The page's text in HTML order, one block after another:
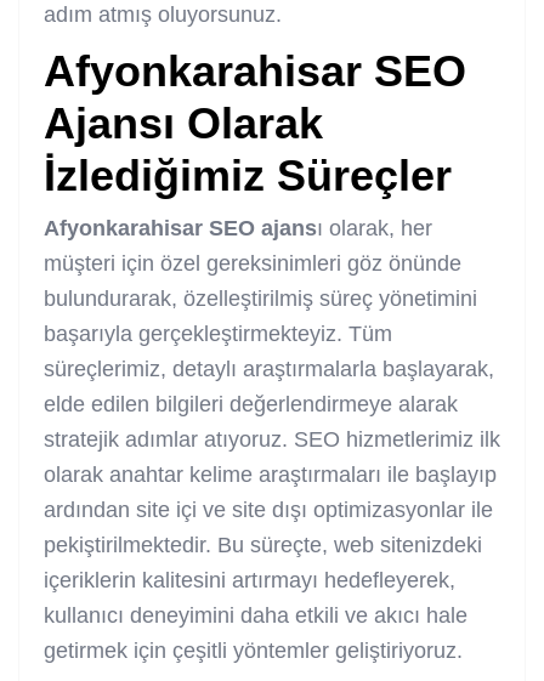
adım atmış oluyorsunuz.
Afyonkarahisar SEO
Ajansı Olarak
İzlediğimiz Süreçler
Afyonkarahisar SEO ajansı olarak, her
müşteri için özel gereksinimleri göz önünde
bulundurarak, özelleştirilmiş süreç yönetimini
başarıyla gerçekleştirmekteyiz. Tüm
süreçlerimiz, detaylı araştırmalarla başlayarak,
elde edilen bilgileri değerlendirmeye alarak
stratejik adımlar atıyoruz. SEO hizmetlerimiz ilk
olarak anahtar kelime araştırmaları ile başlayıp
ardından site içi ve site dışı optimizasyonlar ile
pekiştirilmektedir. Bu süreçte, web sitenizdeki
içeriklerin kalitesini artırmayı hedefleyerek,
kullanıcı deneyimini daha etkili ve akıcı hale
getirmek için çeşitli yöntemler geliştiriyoruz.